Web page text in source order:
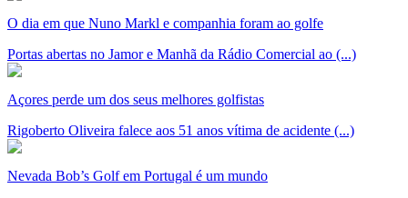
O dia em que Nuno Markl e companhia foram ao golfe
Portas abertas no Jamor e Manhã da Rádio Comercial ao (...)
Açores perde um dos seus melhores golfistas
Rigoberto Oliveira falece aos 51 anos vítima de acidente (...)
Nevada Bob’s Golf em Portugal é um mundo